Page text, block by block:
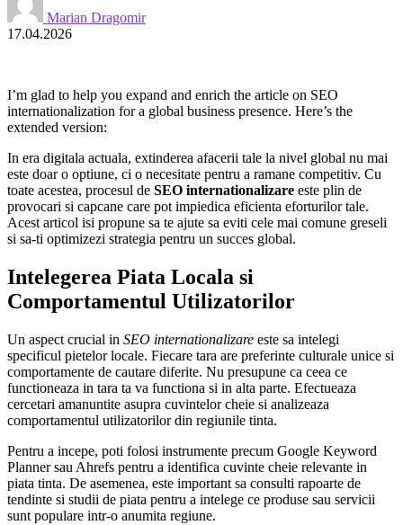
Marian Dragomir
17.04.2026
I’m glad to help you expand and enrich the article on SEO
internationalization for a global business presence. Here’s the
extended version:
In era digitala actuala, extinderea afacerii tale la nivel global nu mai
este doar o optiune, ci o necesitate pentru a ramane competitiv. Cu
toate acestea, procesul de SEO internationalizare este plin de
provocari si capcane care pot impiedica eficienta eforturilor tale.
Acest articol isi propune sa te ajute sa eviti cele mai comune greseli
si sa-ti optimizezi strategia pentru un succes global.
Intelegerea Piata Locala si
Comportamentul Utilizatorilor
Un aspect crucial in SEO internationalizare este sa intelegi
specificul pietelor locale. Fiecare tara are preferinte culturale unice si
comportamente de cautare diferite. Nu presupune ca ceea ce
functioneaza in tara ta va functiona si in alta parte. Efectueaza
cercetari amanuntite asupra cuvintelor cheie si analizeaza
comportamentul utilizatorilor din regiunile tinta.
Pentru a incepe, poti folosi instrumente precum Google Keyword
Planner sau Ahrefs pentru a identifica cuvinte cheie relevante in
piata tinta. De asemenea, este important sa consulti rapoarte de
tendinte si studii de piata pentru a intelege ce produse sau servicii
sunt populare intr-o anumita regiune.